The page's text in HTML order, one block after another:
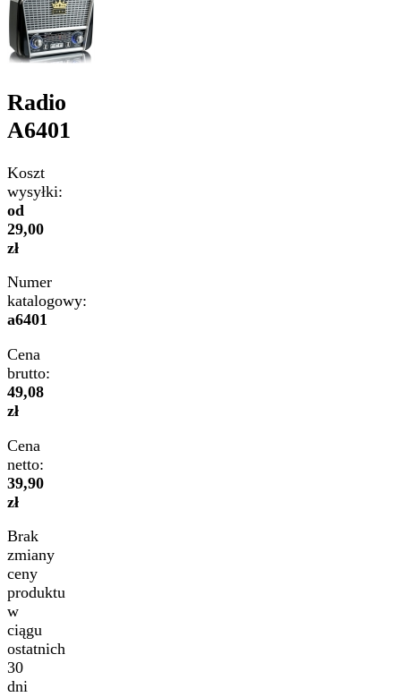
Radio
A6401
Koszt
wysyłki:
od
29,00
zł
Numer
katalogowy:
a6401
Cena
brutto:
49,08
zł
Cena
netto:
39,90
zł
Brak
zmiany
ceny
produktu
w
ciągu
ostatnich
30
dni